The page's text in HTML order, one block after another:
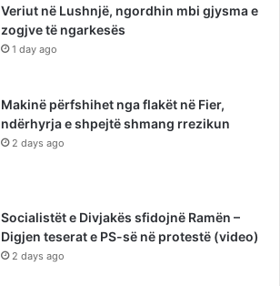
Veriut në Lushnjë, ngordhin mbi gjysma e
zogjve të ngarkesës
1 day ago
Makinë përfshihet nga flakët në Fier,
ndërhyrja e shpejtë shmang rrezikun
2 days ago
Socialistët e Divjakës sfidojnë Ramën –
Digjen teserat e PS-së në protestë (video)
2 days ago